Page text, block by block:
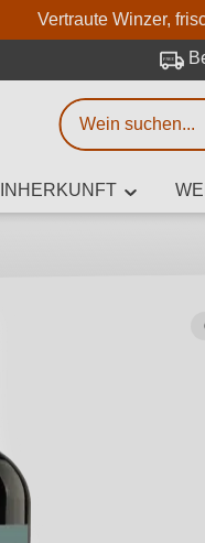
Vertraute Winzer,
3 Zeichen
Beschreiben Sie,